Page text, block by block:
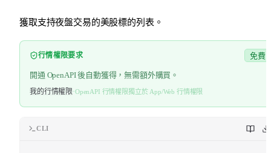
獲取支持夜盤交易的美股標的列表。
行情權限要求 免費
開通 OpenAPI 後自動獲得，無需額外購買。
我的行情權限·OpenAPI 行情權限獨立於 App/Web 行情權限
CLI